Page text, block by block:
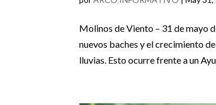
Molinos de Viento – 31 de mayo
nuevos baches y el crecimiento
lluvias. Esto ocurre frente a un